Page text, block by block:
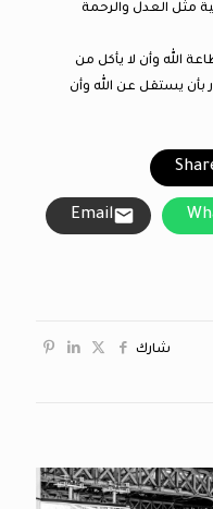
مثل العدل والرحمة
الله وأن لا يأكل من
بأن يستقل عن الله وأن
Email
شارك